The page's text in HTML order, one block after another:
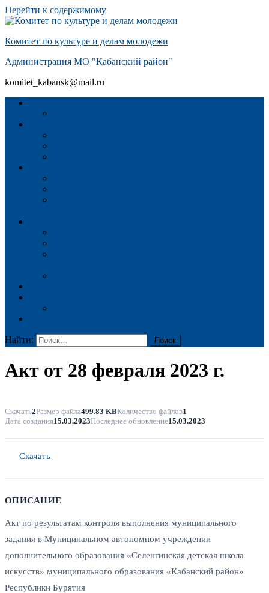
Перейти к содержимому
Комитет по культуре и делам молодежи
Администрация МО "Кабанский район"
komitet_kabansk@mail.ru
Найти:
Акт от 28 февраля 2023 г.
Скачать2Размер файла499.83 KBКоличество файлов1
Дата создания15.03.2023Последнее обновление15.03.2023
Скачать
ОПИСАНИЕ
Акт по результатам контроля выполнения муниципального
задания в Муниципальном автономном учреждении
дополнительного образования «Селенгинская детская школа
искусств» муниципального образования «Кабанский район»
Республики Бурятия